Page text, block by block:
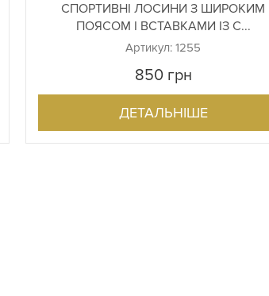
СПОРТИВНІ ЛОСИНИ З ШИРОКИМ
ПОЯСОМ І ВСТАВКАМИ ІЗ С...
Артикул: 1255
850грн
ДЕТАЛЬНІШЕ